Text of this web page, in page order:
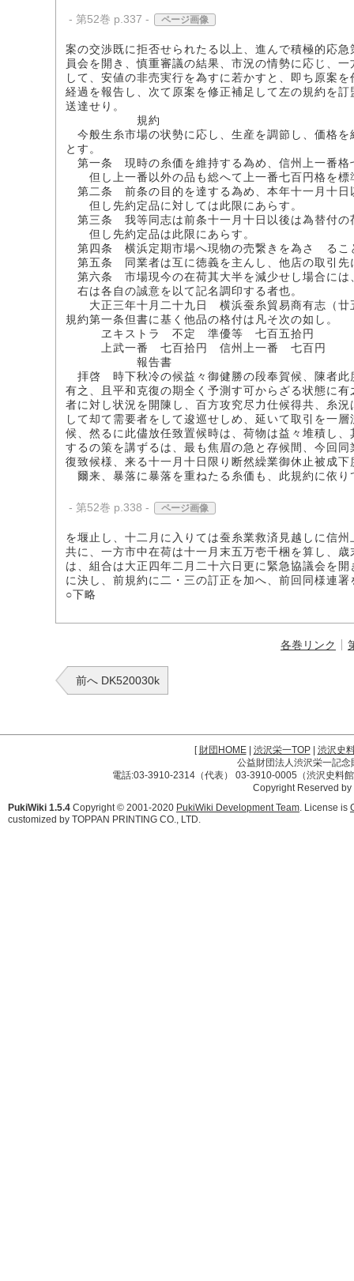
- 第52巻 p.337 - ページ画像
案の交渉既に拒否せられたる以上、進んで積極的応
員会を開き、慎重審議の結果、市況の情勢に応じ、
して、安値の非売実行を為すに若かすと、即ち原案
経過を報告し、次て原案を修正補足して左の規約を
送達せり。
規約
今般生糸市場の状勢に応し、生産を調節し、価格
とす。
第一条 現時の糸価を維持する為め、信州上一番格
但し上一番以外の品も総へて上一番七百円格を標
第二条 前条の目的を達する為め、本年十一月十日
但し先約定品に対しては此限にあらす。
第三条 我等同志は前条十一月十日以後は為替付の
但し先約定品は此限にあらす。
第四条 横浜定期市場へ現物の売繋きを為さゝるこ
第五条 同業者は互に徳義を主んし、他店の取引先
第六条 市場現今の在荷其大半を減少せし場合には
右は各自の誠意を以て記名調印する者也。
大正三年十月二十九日 横浜蚕糸貿易商有志（廿
規約第一条但書に基く他品の格付は凡そ次の如し。
ヱキストラ 不定 準優等 七百五拾円
上武一番 七百拾円 信州上一番 七百円
報告書
拝啓 時下秋冷の候益々御健勝の段奉賀候、陳者此
有之、且平和克復の期全く予測す可からざる状態に
者に対し状況を開陳し、百方攻究尽力仕候得共、糸
して却て需要者をして逡巡せしめ、延いて取引を一
候、然るに此儘放任致置候時は、荷物は益々堆積し
するの策を講ずるは、最も焦眉の急と存候間、今回
復致候様、来る十一月十日限り断然繰業御休止被成
爾来、暴落に暴落を重ねたる糸価も、此規約に依り
- 第52巻 p.338 - ページ画像
を堰止し、十二月に入りては蚕糸業救済見越しに信
共に、一方市中在荷は十一月末五万壱千梱を算し、
は、組合は大正四年二月二十六日更に緊急協議会を
に決し、前規約に二・三の訂正を加へ、前回同様連
○下略
各巻リンク
前へ DK520030k
[財団HOME| 渋沢栄一TOP| 渋沢史
公益財団法人渋沢栄一記
電話:03-3910-2314（代表） 03-3910-0005（渋沢史料
Copyright Reserved
PukiWiki 1.5.4 Copyright © 2001-2020 PukiWiki Development Team. License is
customized by TOPPAN PRINTING CO., LTD.